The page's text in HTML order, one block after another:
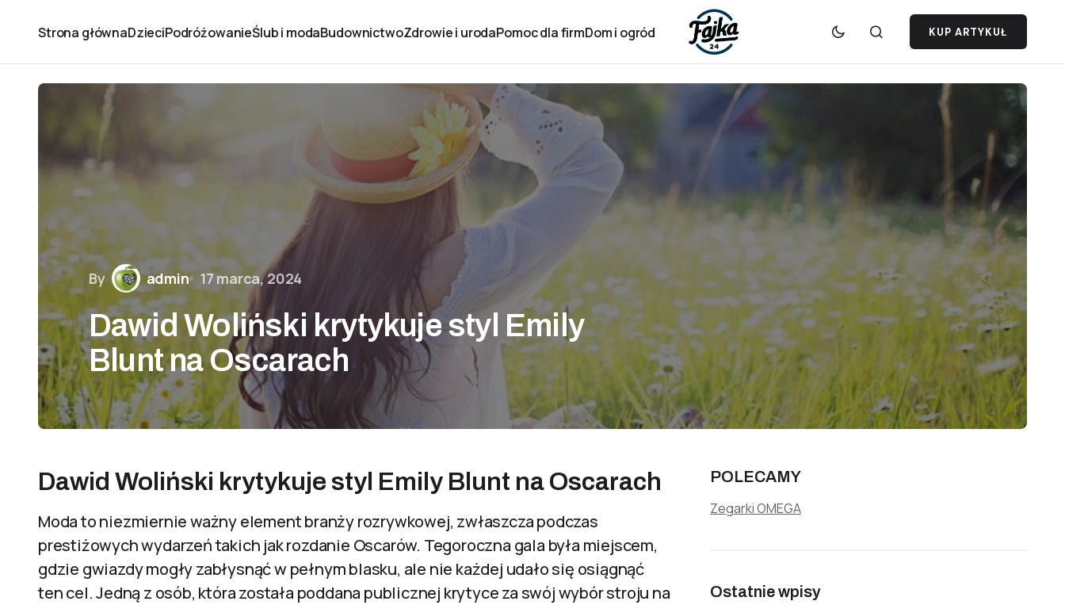
Strona głównaDzieciPodróżowanieŚlub i modaBudownictwoZdrowie i urodaPomoc dla firmDom i ogród KUP ARTYKUŁ
By admin 17 marca, 2024
Dawid Woliński krytykuje styl Emily
Blunt na Oscarach
Dawid Woliński krytykuje styl Emily Blunt na Oscarach
Moda to niezmiernie ważny element branży rozrywkowej, zwłaszcza podczas
prestiżowych wydarzeń takich jak rozdanie Oscarów. Tegoroczna gala była miejscem,
gdzie gwiazdy mogły zabłysnąć w pełnym blasku, ale nie każdej udało się osiągnąć
ten cel. Jedną z osób, która została poddana publicznej krytyce za swój wybór stroju na
POLECAMY
Zegarki OMEGA
Ostatnie wpisy